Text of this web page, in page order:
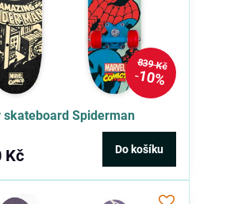
839 Kč
10%
skateboard Spiderman
Kč Do košíku